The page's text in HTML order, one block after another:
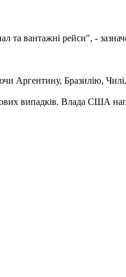
та вантажні рейси", -
Аргентину, Бразилію,
випадків. Влада США